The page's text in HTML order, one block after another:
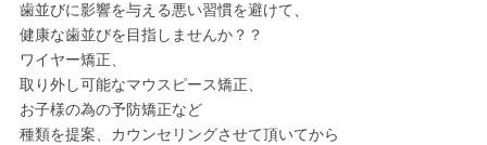
歯並びに影響を与える悪い習慣を避けて、
健康な歯並びを目指しませんか？？
ワイヤー矯正、
取り外し可能なマウスピース矯正、
お子様の為の予防矯正など
種類を提案、カウンセリングさせて頂いてから